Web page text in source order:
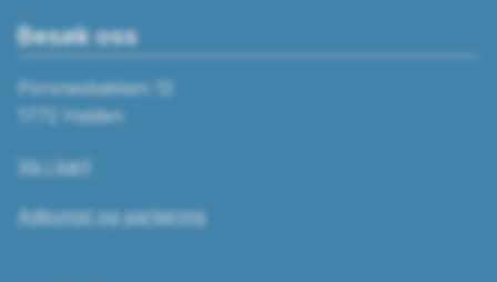
Besøk oss
Porsnesbakken 12
1772 Halden
Vis i kart
Adkomst og parkering